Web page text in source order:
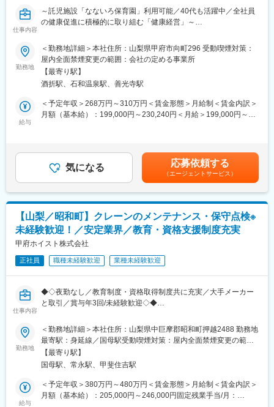
価され、山梨県（第1期やまなしSDGｓ推進企業）と甲府市（第1
期甲府市SDGｓ推進パートナー）から、SDGｓに積極的に取り組
む企業として認定されています。
変更の範囲：無
仕事内容
～託児施設「なないろ保育園」利用可能／40代も活躍中／全社員
の健康促進に積極的に取り組む「健康経営」～
■業務内容：
山梨県内の建築工事現場まで、建築資材や設備機器（トイレ、洗
面台など）、住宅サッシなどを会社の2～4tトラックで運ぶお仕事
です。それらの積み降ろしも行っていただきます。
体を動かすことが好きな方や、運転が好きな方に向いているお仕
事です。
先輩、上司が時間をかけて丁寧に指導しますので安心してお仕事
に取り組むことができます。また、先輩も多くおり、和気あいあ
■当社の特徴：
・協会けんぽと協働で「健康事業所宣言」をしており、さまざま
な健康への取り組みが評価され、第1回甲府市健康チャレンジ表彰
ら働く社員の持続可能なワークライフバランスの実現を目指して
います。
・木造建築を通じて地球温暖化防止に貢献している点、社員のワ
価され、山梨県（第1期やまなしSDGｓ推進企業）と甲府市（第1
期甲府市SDGｓ推進パートナー）から、SDGｓに積極的に取り組
む企業として認定されています。
変更の範囲：無
勤務地
＜勤務地詳細＞本社住所：山梨県甲府市向町296 受動喫煙対策：
屋内全面禁煙変更の範囲：会社の定める事業所
【最寄り駅】
酒折駅、石和温泉駅、善光寺駅
給与
＜予定年収＞268万円～310万円＜賃金形態＞月給制＜賃金内訳＞
月額（基本給）：199,000円～230,240円＜月給＞199,000円～
り、選考を通じて上下する可能性があります。月給(月額)は固定手
当を含めた表記です。
気になる 応募依頼する
（エージェントサービス）
【山梨／昭和町】クレーンのメンテナンス・保守点検※
未経験歓迎！／安定業界／教育・資格支援制度充実
甲府ホイスト株式会社
正社員 職種未経験歓迎 業種未経験歓迎
仕事内容
◆◇夜勤なし／教育制度・資格取得制度共に充実／大手メーカー
と取引／賞与年3回/未経験歓迎◇◆
■業務内容：
製造工場などで使用されているクレーンの販売／施工／点検／修
理などを行っている当社にて、クレーンの保守点検／メンテナン
ス業務を担当して頂きます。契約先の顧客との定期点検及び緊急
時の修理が主な業務となります。
会社に出社後、社用車にて現場へ向かいます。（点検の場合は2，
3件複数現場を回ります）その後、社内へ戻り事務作業を行い退社
します。
勤務地
＜勤務地詳細＞本社住所：山梨県中巨摩郡昭和町押越2488 勤務地
最寄駅：身延線／国母駅受動喫煙対策：屋内全面禁煙変更の範
囲：会社の定める事業所
【最寄り駅】
国母駅、常永駅、甲斐住吉駅
給与
＜予定年収＞380万円～480万円＜賃金形態＞月給制＜賃金内訳＞
月額（基本給）：205,000円～246,000円固定残業手当/月：